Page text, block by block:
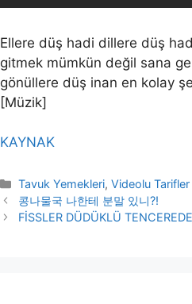
Ellere düş hadi dillere düş
gitmek mümkün değil sana
gönüllere düş inan en kolay
[Müzik]
KAYNAK
Kategoriler
Tavuk Yemekleri,Videolu Tarifler
콩나물국 나한테 분말 있니?!
FİSSLER DÜDÜKLÜ